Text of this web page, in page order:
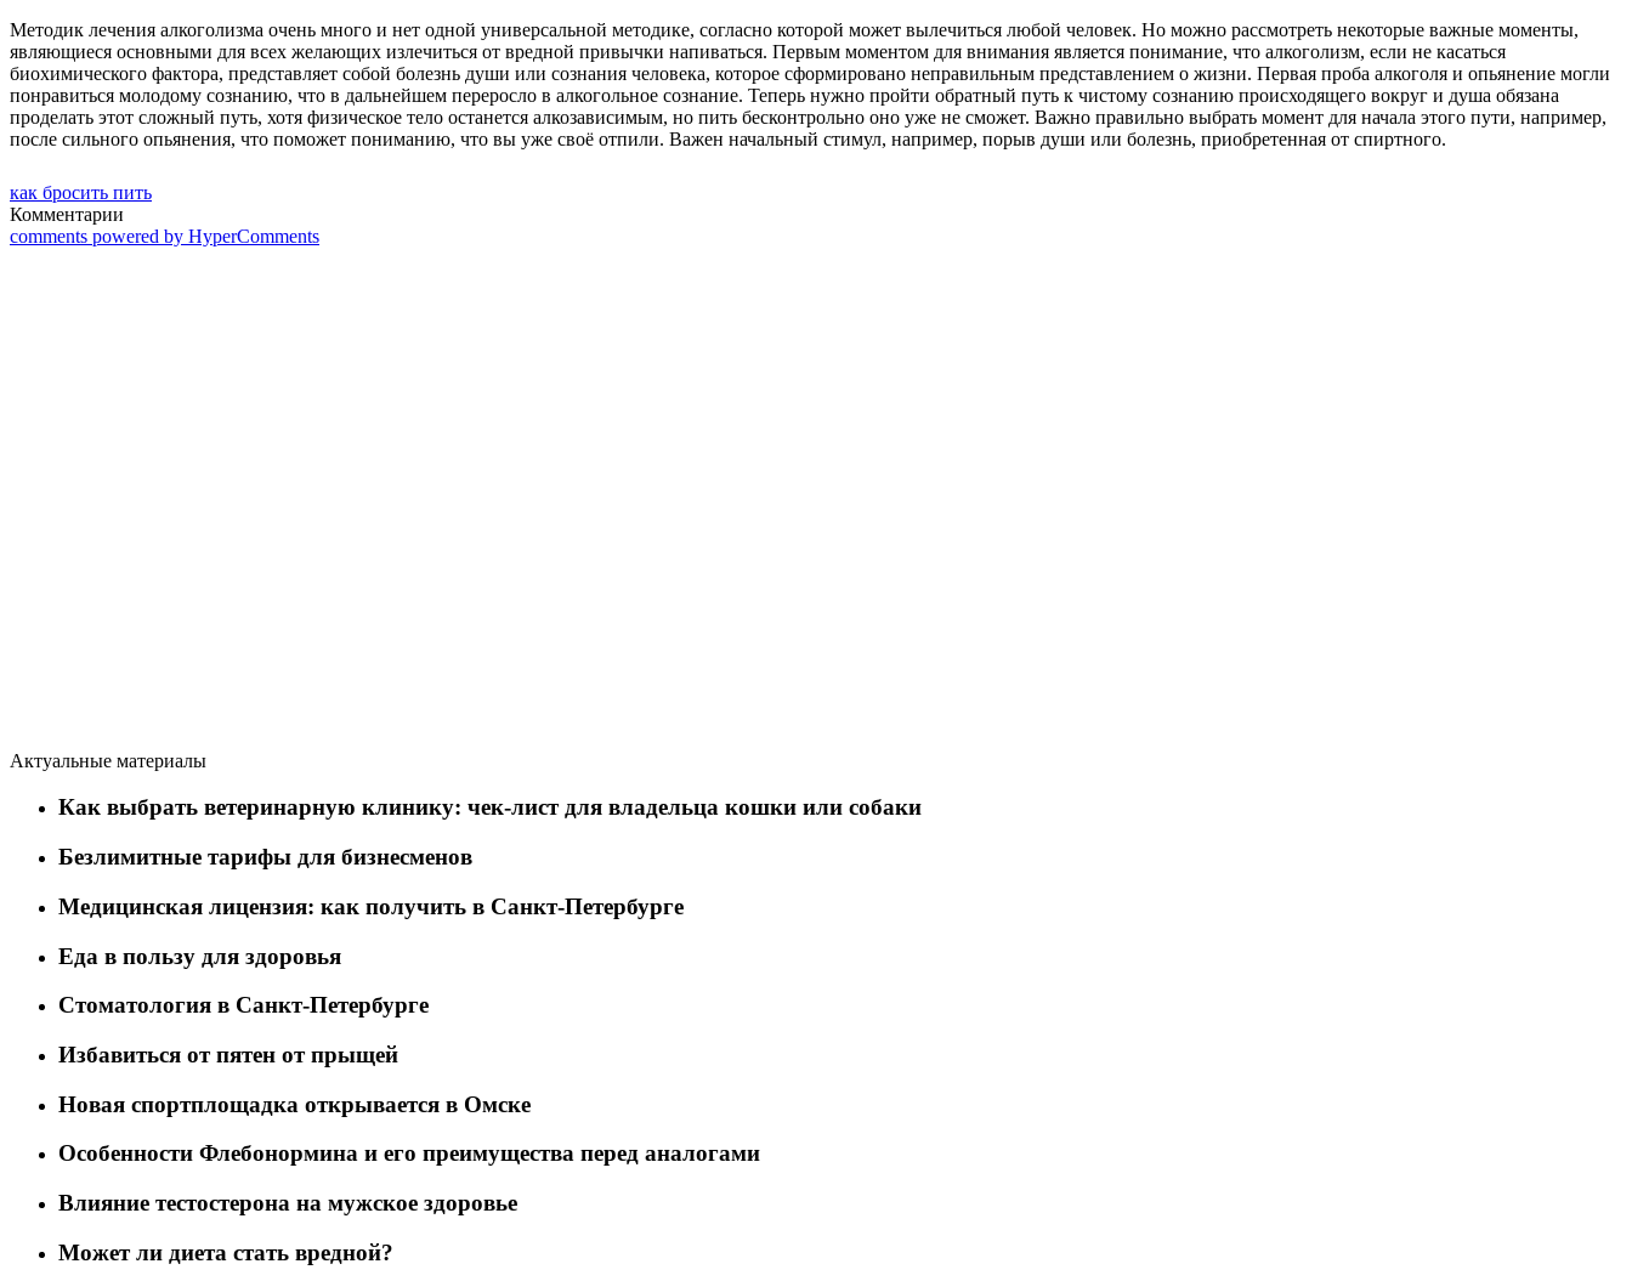
Методик лечения алкоголизма очень много и нет одной универсальной методике, согласно которой может вылечиться любой человек. Но можно рассмотреть некоторые важные моменты,
являющиеся основными для всех желающих излечиться от вредной привычки напиваться. Первым моментом для внимания является понимание, что алкоголизм, если не касаться
биохимического фактора, представляет собой болезнь души или сознания человека, которое сформировано неправильным представлением о жизни. Первая проба алкоголя и опьянение могли
понравиться молодому сознанию, что в дальнейшем переросло в алкогольное сознание. Теперь нужно пройти обратный путь к чистому сознанию происходящего вокруг и душа обязана
проделать этот сложный путь, хотя физическое тело останется алкозависимым, но пить бесконтрольно оно уже не сможет. Важно правильно выбрать момент для начала этого пути, например,
после сильного опьянения, что поможет пониманию, что вы уже своё отпили. Важен начальный стимул, например, порыв души или болезнь, приобретенная от спиртного.
как бросить пить
Комментарии
comments powered by HyperComments
Актуальные материалы
Как выбрать ветеринарную клинику: чек-лист для владельца кошки или собаки
Безлимитные тарифы для бизнесменов
Медицинская лицензия: как получить в Санкт-Петербурге
Еда в пользу для здоровья
Стоматология в Санкт-Петербурге
Избавиться от пятен от прыщей
Новая спортплощадка открывается в Омске
Особенности Флебонормина и его преимущества перед аналогами
Влияние тестостерона на мужское здоровье
Может ли диета стать вредной?